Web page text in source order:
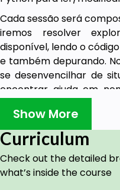
Cada sessão será
iremos resolver
disponível, lendo o
e também depurando.
se desenvencilhar de
encontrar ajuda em
como:
Obter o número
documento PDF;
Show More
Curriculum
Check out the detailed
what’s inside the course